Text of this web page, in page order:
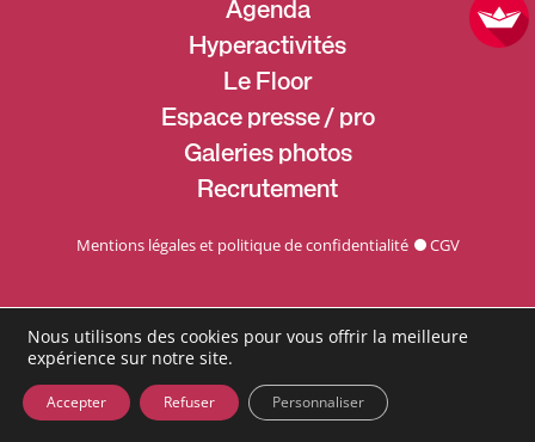
Agenda
Hyperactivités
Le Floor
Espace presse / pro
Galeries photos
Recrutement
Mentions légales et politique de confidentialité CGV
Nous utilisons des cookies pour vous offrir la meilleure
expérience sur notre site.
Accepter Refuser Personnaliser